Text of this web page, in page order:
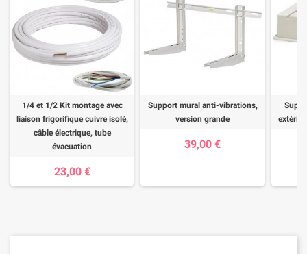
1/4 et 1/2 Kit montage avec
liaison frigorifique cuivre isolé,
câble électrique, tube
évacuation
23,00 €
Support mural anti-vibrations,
version grande
39,00 €